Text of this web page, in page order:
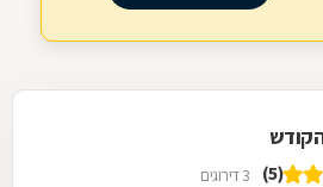
(5) 3 דירוגים